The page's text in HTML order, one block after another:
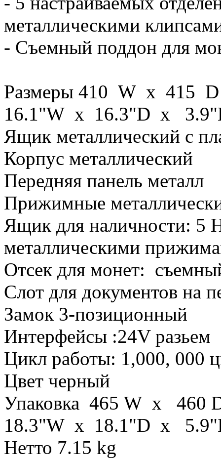
металлическими
- Съемный поддон для
Размеры 410 W x 415
16.1"W x 16.3"D x
Ящик металлический с
Корпус металлический
Передняя панель металл
Прижимные
Ящик для наличности: 5
металлическими
Отсек для монет:
Слот для документов на
Замок 3-позиционный
Интерфейсы :24V разьем
Цикл работы: 1,000, 000
Цвет черный
Упаковка 465 W x
18.3"W x 18.1"D x
Нетто 7.15 kg